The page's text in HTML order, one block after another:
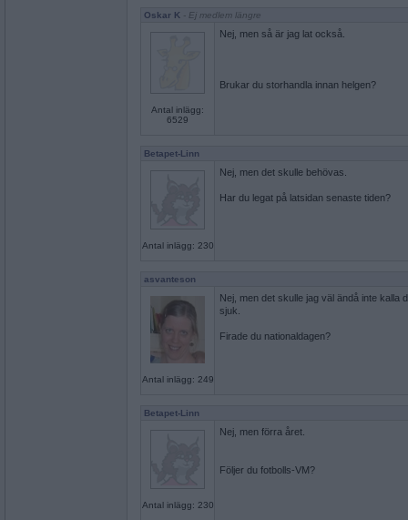
Oskar K - Ej medlem längre
Antal inlägg:
6529
Nej, men så är jag lat också.
Brukar du storhandla innan helgen?
Betapet-Linn
Antal inlägg: 230
Nej, men det skulle behövas.
Har du legat på latsidan senaste tiden?
asvanteson
Antal inlägg: 249
Nej, men det skulle jag väl ändå inte kalla
sjuk.
Firade du nationaldagen?
Betapet-Linn
Antal inlägg: 230
Nej, men förra året.
Följer du fotbolls-VM?